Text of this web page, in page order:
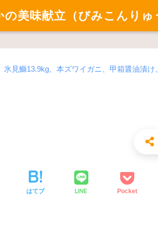
美味献立（びみこんりゅ
氷見鰤13.9kg、本ズワイガニ、甲箱醤油漬け
はてブ LINE Pocket